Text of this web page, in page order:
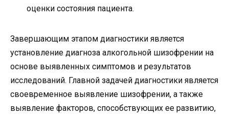
оценки состояния пациента.
Завершающим этапом диагностики является
установление диагноза алкогольной шизофрении на
основе выявленных симптомов и результатов
исследований. Главной задачей диагностики является
своевременное выявление шизофрении, а также
выявление факторов, способствующих ее развитию,